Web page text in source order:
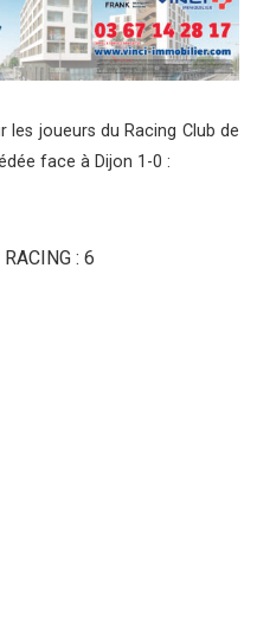
les joueurs du Racing Club de
face à Dijon 1-0 :
: 6